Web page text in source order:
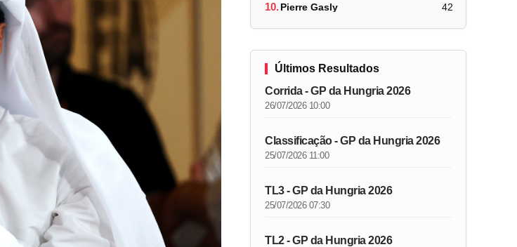
10.Pierre Gasly 42
Últimos Resultados
Corrida - GP da Hungria 2026
26/07/2026 10:00
Classificação - GP da Hungria 2026
25/07/2026 11:00
TL3 - GP da Hungria 2026
25/07/2026 07:30
TL2 - GP da Hungria 2026